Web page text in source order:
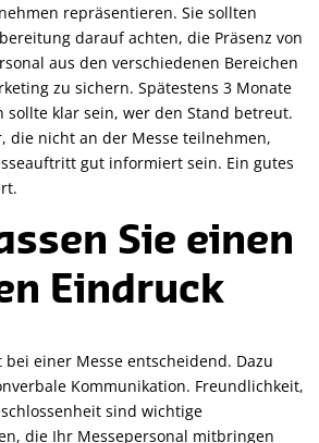
repräsentieren. Sie sollten
darauf achten, die Präsenz von
aus den verschiedenen Bereichen
zu sichern. Spätestens 3 Monate
sollte klar sein, wer den Stand betreut.
die nicht an der Messe teilnehmen,
gut informiert sein. Ein gutes
Sie einen
Eindruck
einer Messe entscheidend. Dazu
Kommunikation. Freundlichkeit,
sind wichtige
die Ihr Messepersonal mitbringen